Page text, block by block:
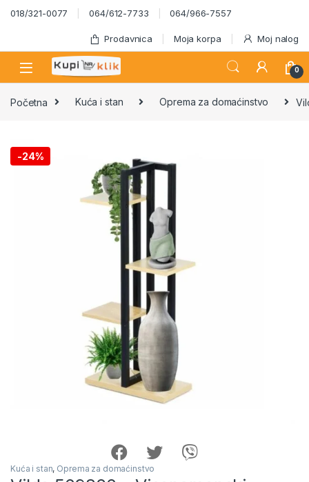
Skip to navigation
Skip to content
018/321-0077 064/612-7733 064/966-7557
Prodavnica Moja korpa Moj nalog
0
Početna Kuća i stan Oprema za domaćinstvo
-24%
Kuća i stan, Oprema za domaćinstvo